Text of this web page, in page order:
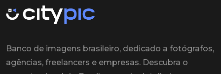
Banco de imagens brasileiro, dedicado a fotógrafos,
agências, freelancers e empresas. Descubra o